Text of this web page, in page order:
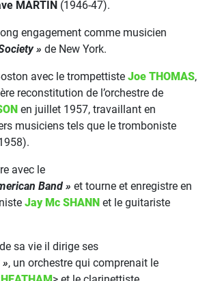
MARTIN (1946-47).
engagement comme musicien
» de New York.
avec le trompettiste Joe THOMAS,
reconstitution de l’orchestre de
en juillet 1957, travaillant en
musiciens tels que le tromboniste
avec le
Band » et tourne et enregistre en
Jay Mc SHANN et le guitariste
sa vie il dirige ses
, un orchestre qui comprenait le